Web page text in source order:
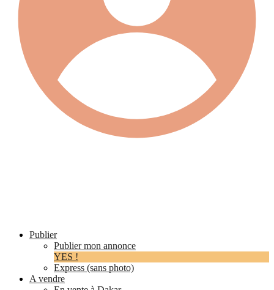
Publier
Publier mon annonce
YES !
Express (sans photo)
A vendre